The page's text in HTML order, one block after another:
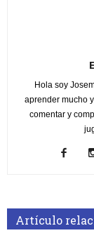
Hola soy
aprender mucho
comentar y
Artículo